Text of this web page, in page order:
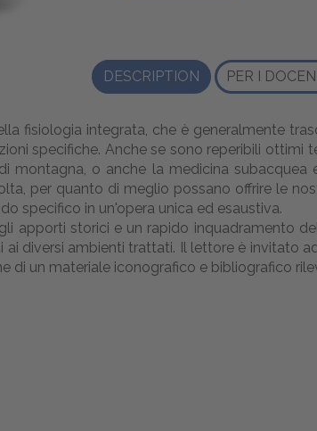
DESCRIPTION PER I
fisiologia integrata, che è generalmente
specifiche. Anche se sono reperibili ottimi
montagna, o anche la medicina
per quanto di meglio possano offrire le
specifico in un'opera unica ed esaustiva.
apporti storici e un rapido inquadramento
diversi ambienti trattati. Il lettore è invitato
di un materiale iconografico e bibliografico